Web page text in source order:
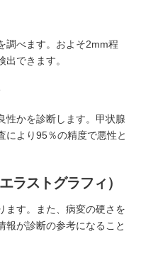
調べます。およそ2mm程
できます。
かを診断します。甲状腺
により95％の精度で悪性と
ラストグラフィ）
す。また、病変の硬さを
報が診断の参考になること